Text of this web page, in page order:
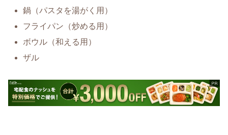
鍋（パスタを湯がく用）
フライパン（炒める用）
ボウル（和える用）
ザル